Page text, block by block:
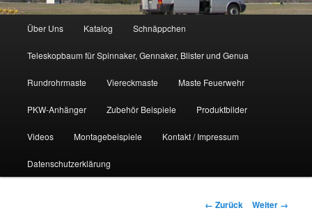
HauptmenüÜber Uns Katalog Schnäppchen
Teleskopbaum für Spinnaker, Gennaker, Blister und Genua
Rundrohrmaste Viereckmaste Maste Feuerwehr
PKW-Anhänger Zubehör Beispiele Produktbilder
Videos Montagebeispiele Kontakt / Impressum
Datenschutzerklärung
Bilder-
← Zurück Weiter →